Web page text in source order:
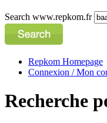
Search www.repkom.fr
Repkom Homepage
Connexion / Mon
Recherche